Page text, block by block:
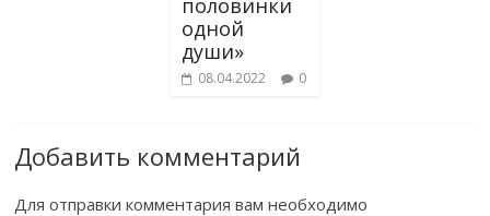
одной
души»
08.04.2022 0
Добавить комментарий
Для отправки комментария вам необходимо